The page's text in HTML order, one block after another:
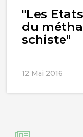
"Les
du
schiste"
12 Mai 2016